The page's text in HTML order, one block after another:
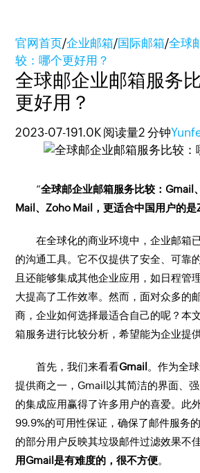
官网首页/企业邮箱/国际邮箱/全球
较：哪个更好用？
全球邮企业邮箱服务
更好用？
2023-07-191.0K 阅读量2 分钟
“全球邮企业邮箱服务比较：Gmail
Mail、Zoho Mail，更适合中国用户的是
在全球化的商业环境中，企业邮箱
的沟通工具。它不仅提供了安全、可靠
且还能够集成其他企业应用，如日程管
大提高了工作效率。然而，面对众多的
商，企业如何选择最适合自己的呢？本
箱服务进行比较分析，希望能为企业提
首先，我们来看看Gmail 。作为全
提供商之一，Gmail以其简洁的界面、
的集成应用赢得了许多用户的喜爱。此
99.9%的可用性保证，确保了邮件服务
的部分用户反映其垃圾邮件过滤效果不
用Gmail是有难度的，很不方便。